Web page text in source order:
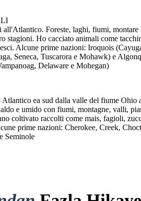
Foreste, laghi, fiumi, montare
stagioni. Ho cacciato animali come
Alcune prime nazioni: Iroquois
Seneca, Tuscarora e Mohawk) e
Delaware e Mohegan)
Atlantico ea sud dalla valle del fiume Ohio
e umido con fiumi, montagne, valli,
coltivato raccolti come mais, fagioli,
prime nazioni: Cherokee, Creek,
Seminole